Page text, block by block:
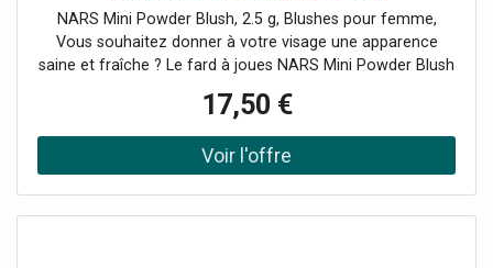
NARS Mini Powder Blush, 2.5 g, Blushes pour femme,
Vous souhaitez donner à votre visage une apparence
saine et fraîche ? Le fard à joues NARS Mini Powder Blush
teinte colorée subtile et naturelle. Il vous sera également
utile pour mettre en évidence les traits de votre visage et
corriger sa forme, par exemple lorsque vous souhaitez
faire remonter vos joues. Il suffira de donner quelques
17,50 €